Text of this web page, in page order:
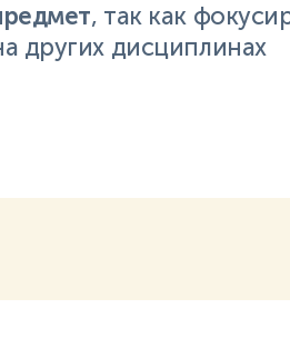
, так как
других дисциплинах